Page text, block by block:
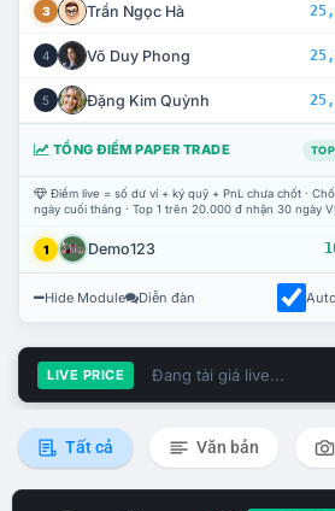
3 Trần Ngọc Hà
4 Võ Duy Phong
5 Đặng Kim Quỳnh
TỔNG ĐIỂM PAPER TRADE
Điểm live = số dư ví + ký quỹ + PnL chưa chốt ·
ngày cuối tháng · Top 1 trên 20.000 đ nhận 30 ngày
1 Demo123
Hide Module Diễn đàn
LIVE PRICE Đang tải giá live...
Tất cả Văn bản